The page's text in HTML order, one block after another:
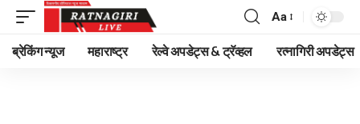
Font
Resizer
Aa
ब्रेकिंग न्यूज महाराष्ट्र रेल्वे अपडेट्स & ट्रॅव्हल रत्नागिरी अपडेट्स